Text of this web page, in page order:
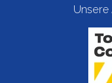
Unsere